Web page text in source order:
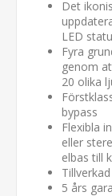
Det
LED
Fyra
genom
20 olika
bypass
Flexibla
eller
elbas till
5 års